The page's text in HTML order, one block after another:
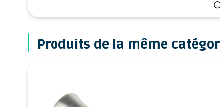
Produits de la même